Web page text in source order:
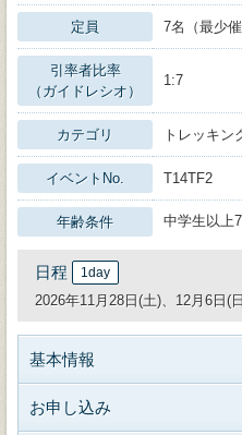
定員 7名（最少催
引率者比率
（ガイドレシオ）
1:7
カテゴリ トレッキン
イベントNo. T14TF2
年齢条件 中学生以上
日程 1day
2026年11月28日(土)、12月6日(
基本情報
お申し込み